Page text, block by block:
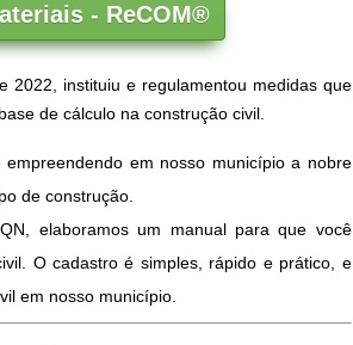
- ReCOM®
2022, instituiu e regulamentou medidas que
de cálculo na construção civil.
em nosso município a nobre
de construção.
elaboramos um manual para que você
O cadastro é simples, rápido e prático, e
em nosso município.